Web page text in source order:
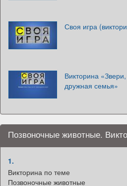
Своя игра
Викторина
дружная семья»
Позвоночные животные.
1.
Викторина по теме
Позвоночные животные